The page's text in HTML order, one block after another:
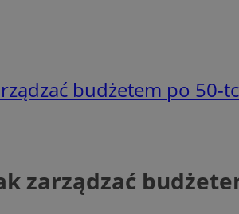
budżetem po 50-
zarządzać